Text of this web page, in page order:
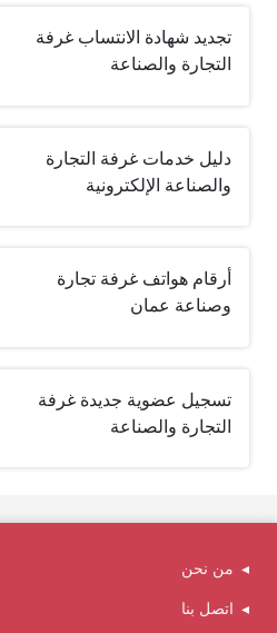
تجديد شهادة الانتساب غرفة
التجارة والصناعة
دليل خدمات غرفة التجارة
والصناعة الإلكترونية
أرقام هواتف غرفة تجارة
وصناعة عمان
تسجيل عضوية جديدة غرفة
التجارة والصناعة
من نحن
اتصل بنا